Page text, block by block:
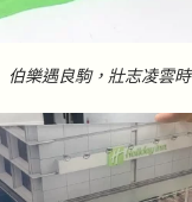
伯樂遇良駒，壯志凌雲時